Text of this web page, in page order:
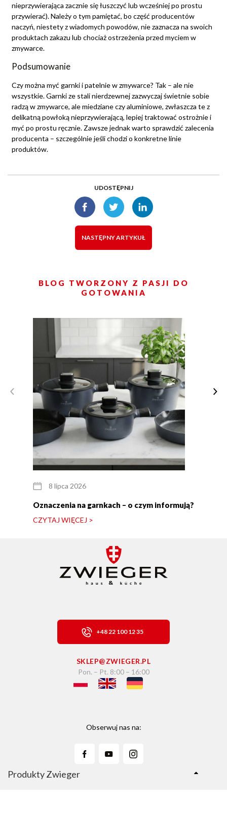
nieprzywierająca zacznie się łuszczyć lub wcześniej po prostu
przywierać). Należy o tym pamiętać, bo część producentów
naczyń, niestety z wiadomych powodów, nie zaznacza na swoich
produktach zakazu lub chociaż ostrzeżenia przed myciem w
zmywarce.
Podsumowanie
Czy można myć garnki i patelnie w zmywarce? Tak – ale nie
wszystkie. Garnki ze stali nierdzewnej zazwyczaj świetnie sobie
radzą w zmywarce, ale miedziane czy aluminiowe, zwłaszcza te z
delikatną powłoką nieprzywierającą, lepiej traktować ostrożnie i
myć po prostu ręcznie. Zawsze jednak warto sprawdzić zalecenia
producenta – szczególnie jeśli chodzi o konkretne linie
produktów.
UDOSTĘPNIJ
NASTĘPNY ARTYKUŁ
BLOG TWORZONY Z PASJI DO
GOTOWANIA
8 lipca 2026
Oznaczenia na garnkach – o czym informują?
CZYTAJ WIĘCEJ >
+48 22 100 12 35
SKLEP@ZWIEGER.PL
Pon. – Pt. 8:00 – 16:00
Obserwuj nas na:
Produkty Zwieger